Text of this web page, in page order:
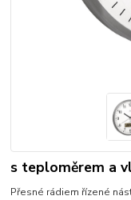
s teploměrem a
Přesné rádiem řízené